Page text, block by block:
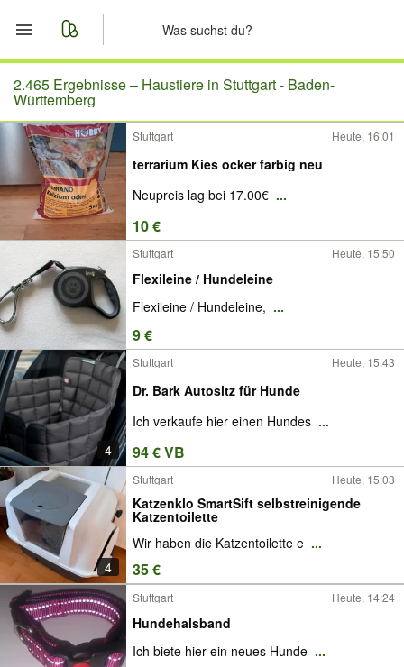
Start
Merkliste
Nachrichten
Anzeige aufgeben
2.465 Ergebnisse – Haustiere in Stuttgart - Baden-
Württemberg
Stuttgart Heute, 16:01
terrarium Kies ocker farbig neu
Neupreis lag bei 17.00€ ...
10 €
Stuttgart Heute, 15:50
Flexileine / Hundeleine
Flexileine / Hundeleine, ...
9 €
4
Stuttgart Heute, 15:43
Dr. Bark Autositz für Hunde
Ich verkaufe hier einen Hundes ...
94 € VB
4
Stuttgart Heute, 15:03
Katzenklo SmartSift selbstreinigende
Katzentoilette
Wir haben die Katzentoilette e ...
35 €
Stuttgart Heute, 14:24
Hundehalsband
Ich biete hier ein neues Hunde ...